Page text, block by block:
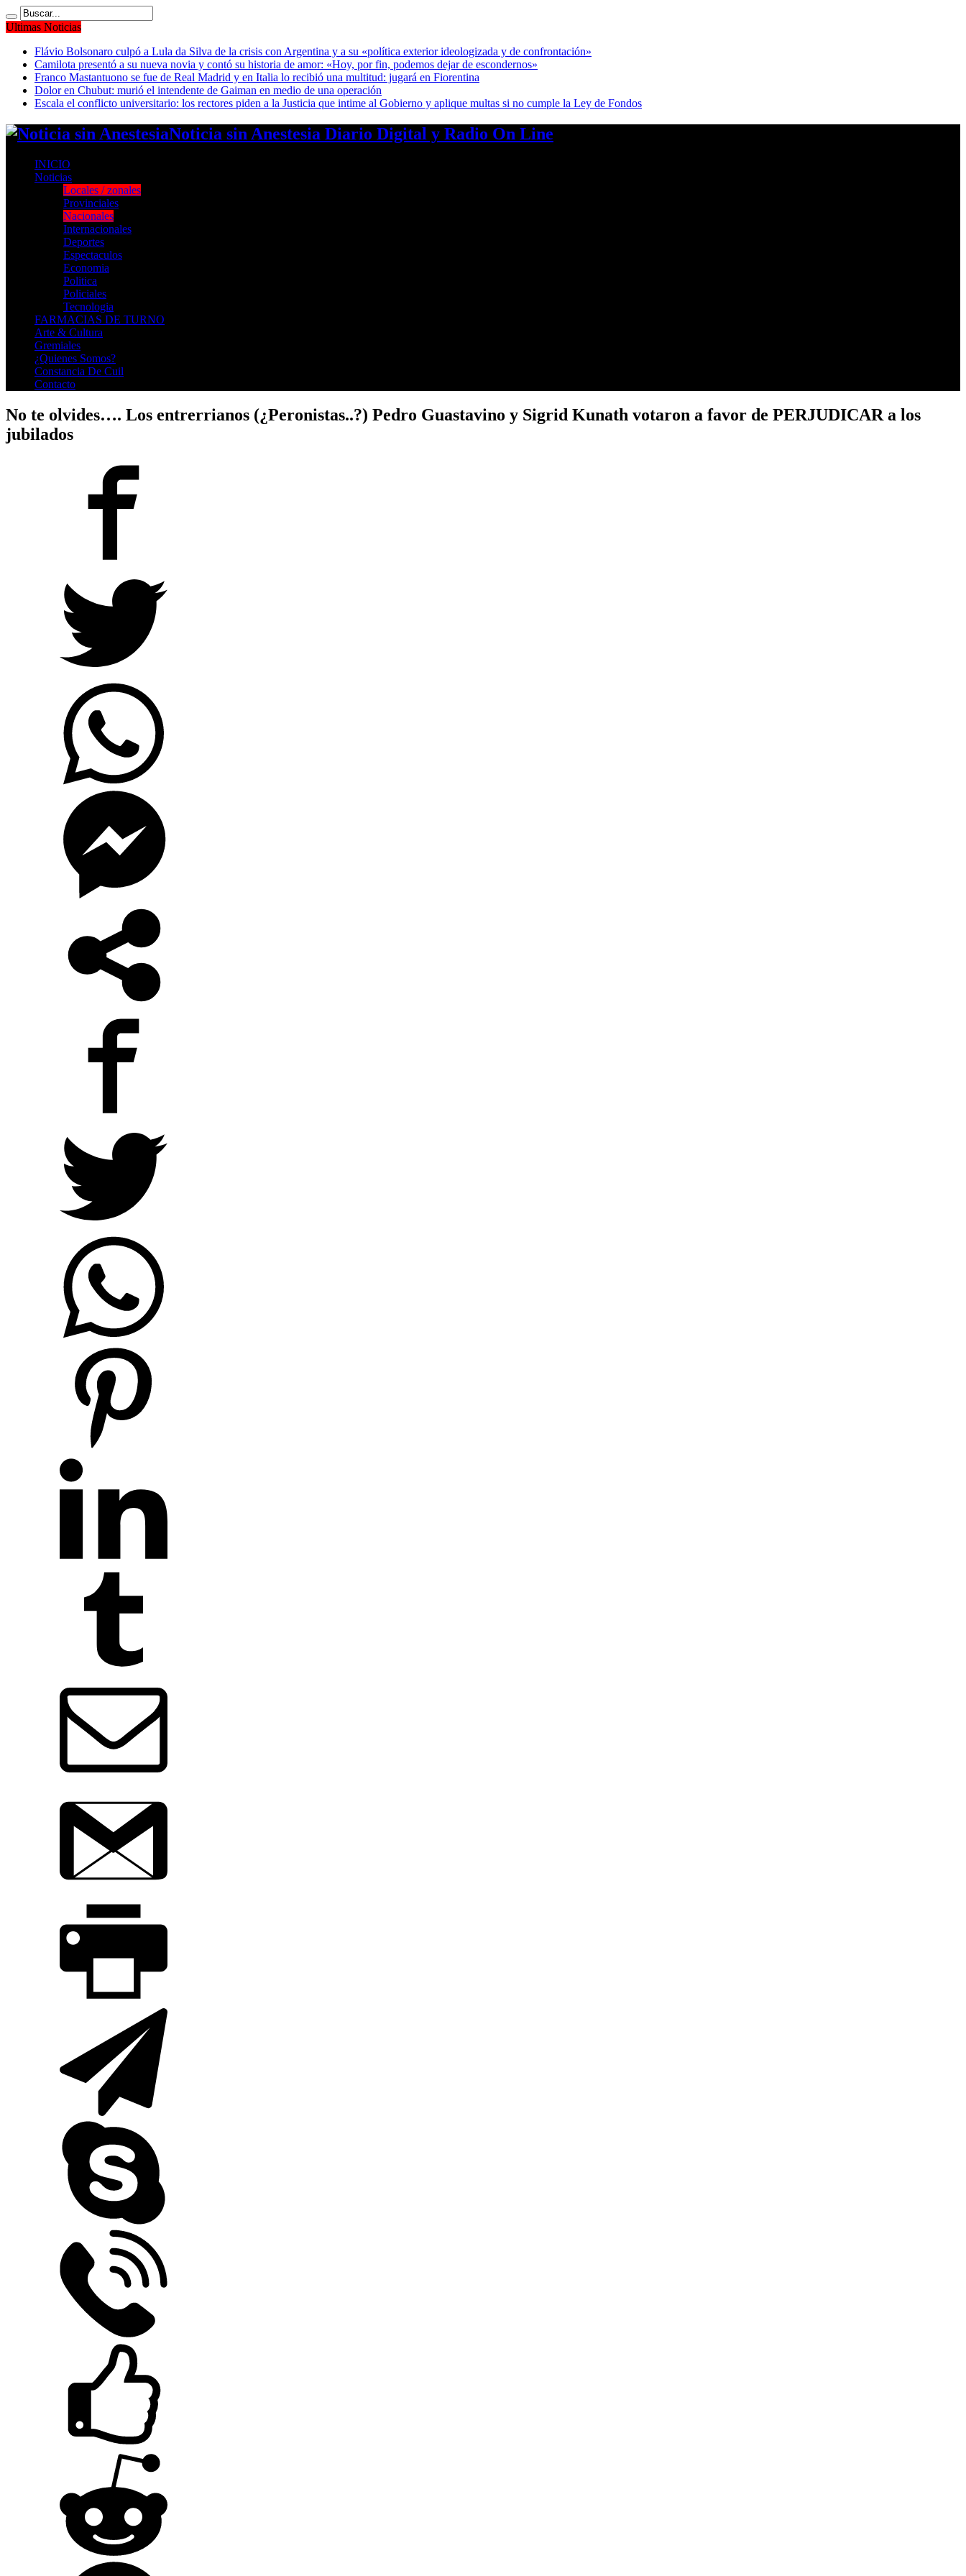
Ultimas Noticias
Flávio Bolsonaro culpó a Lula da Silva de la crisis con Argentina y a su «política exterior ideologizada y de confrontación»
Camilota presentó a su nueva novia y contó su historia de amor: «Hoy, por fin, podemos dejar de escondernos»
Franco Mastantuono se fue de Real Madrid y en Italia lo recibió una multitud: jugará en Fiorentina
Dolor en Chubut: murió el intendente de Gaiman en medio de una operación
Escala el conflicto universitario: los rectores piden a la Justicia que intime al Gobierno y aplique multas si no cumple la Ley de Fondos
Noticia sin Anestesia Diario Digital y Radio On Line
INICIO
Noticias
Locales / zonales
Provinciales
Nacionales
Internacionales
Deportes
Espectaculos
Economia
Politica
Policiales
Tecnologia
FARMACIAS DE TURNO
Arte & Cultura
Gremiales
¿Quienes Somos?
Constancia De Cuil
Contacto
No te olvides…. Los entrerrianos (¿Peronistas..?) Pedro Guastavino y Sigrid Kunath votaron a favor de PERJUDICAR a los
jubilados